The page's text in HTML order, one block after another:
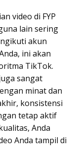
video di FYP
lain sering
akun
ini akan
TikTok.
sangat
minat dan
konsistensi
tetap aktif
Anda
Anda tampil di